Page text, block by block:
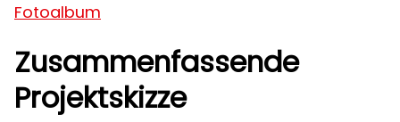
Fotoalbum
Zusammenfassende
Projektskizze